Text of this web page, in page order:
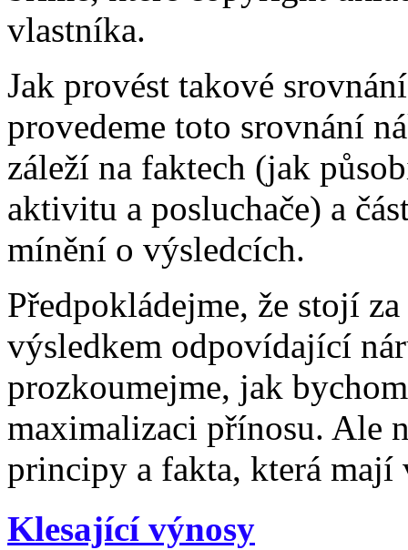
vlastníka.
Jak provést takové
provedeme toto srovnání
záleží na faktech (jak
aktivitu a posluchače) a
mínění o výsledcích.
Předpokládejme, že stojí
výsledkem odpovídající
prozkoumejme, jak
maximalizaci přínosu. Ale
principy a fakta, která mají
Klesající výnosy